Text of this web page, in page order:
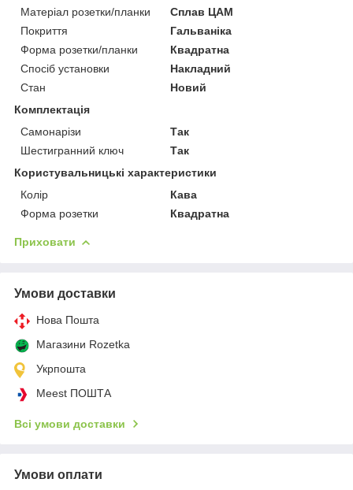
Матеріал розетки/планки
Сплав ЦАМ
Покриття
Гальваніка
Форма розетки/планки
Квадратна
Спосіб установки
Накладний
Стан
Новий
Комплектація
Самонарізи
Так
Шестигранний ключ
Так
Користувальницькі характеристики
Колір
Кава
Форма розетки
Квадратна
Приховати
Умови доставки
Нова Пошта
Магазини Rozetka
Укрпошта
Meest ПОШТА
Всі умови доставки
Умови оплати